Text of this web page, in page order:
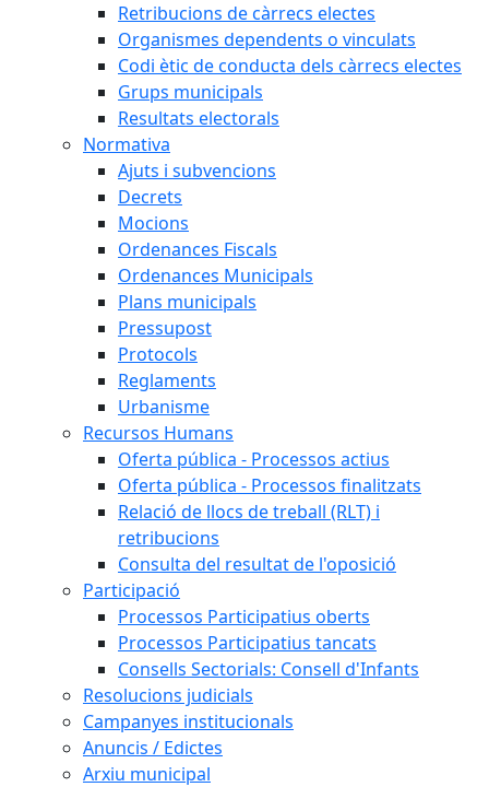
Retribucions de càrrecs electes
Organismes dependents o vinculats
Codi ètic de conducta dels càrrecs electes
Grups municipals
Resultats electorals
Normativa
Ajuts i subvencions
Decrets
Mocions
Ordenances Fiscals
Ordenances Municipals
Plans municipals
Pressupost
Protocols
Reglaments
Urbanisme
Recursos Humans
Oferta pública - Processos actius
Oferta pública - Processos finalitzats
Relació de llocs de treball (RLT) i
retribucions
Consulta del resultat de l'oposició
Participació
Processos Participatius oberts
Processos Participatius tancats
Consells Sectorials: Consell d'Infants
Resolucions judicials
Campanyes institucionals
Anuncis / Edictes
Arxiu municipal